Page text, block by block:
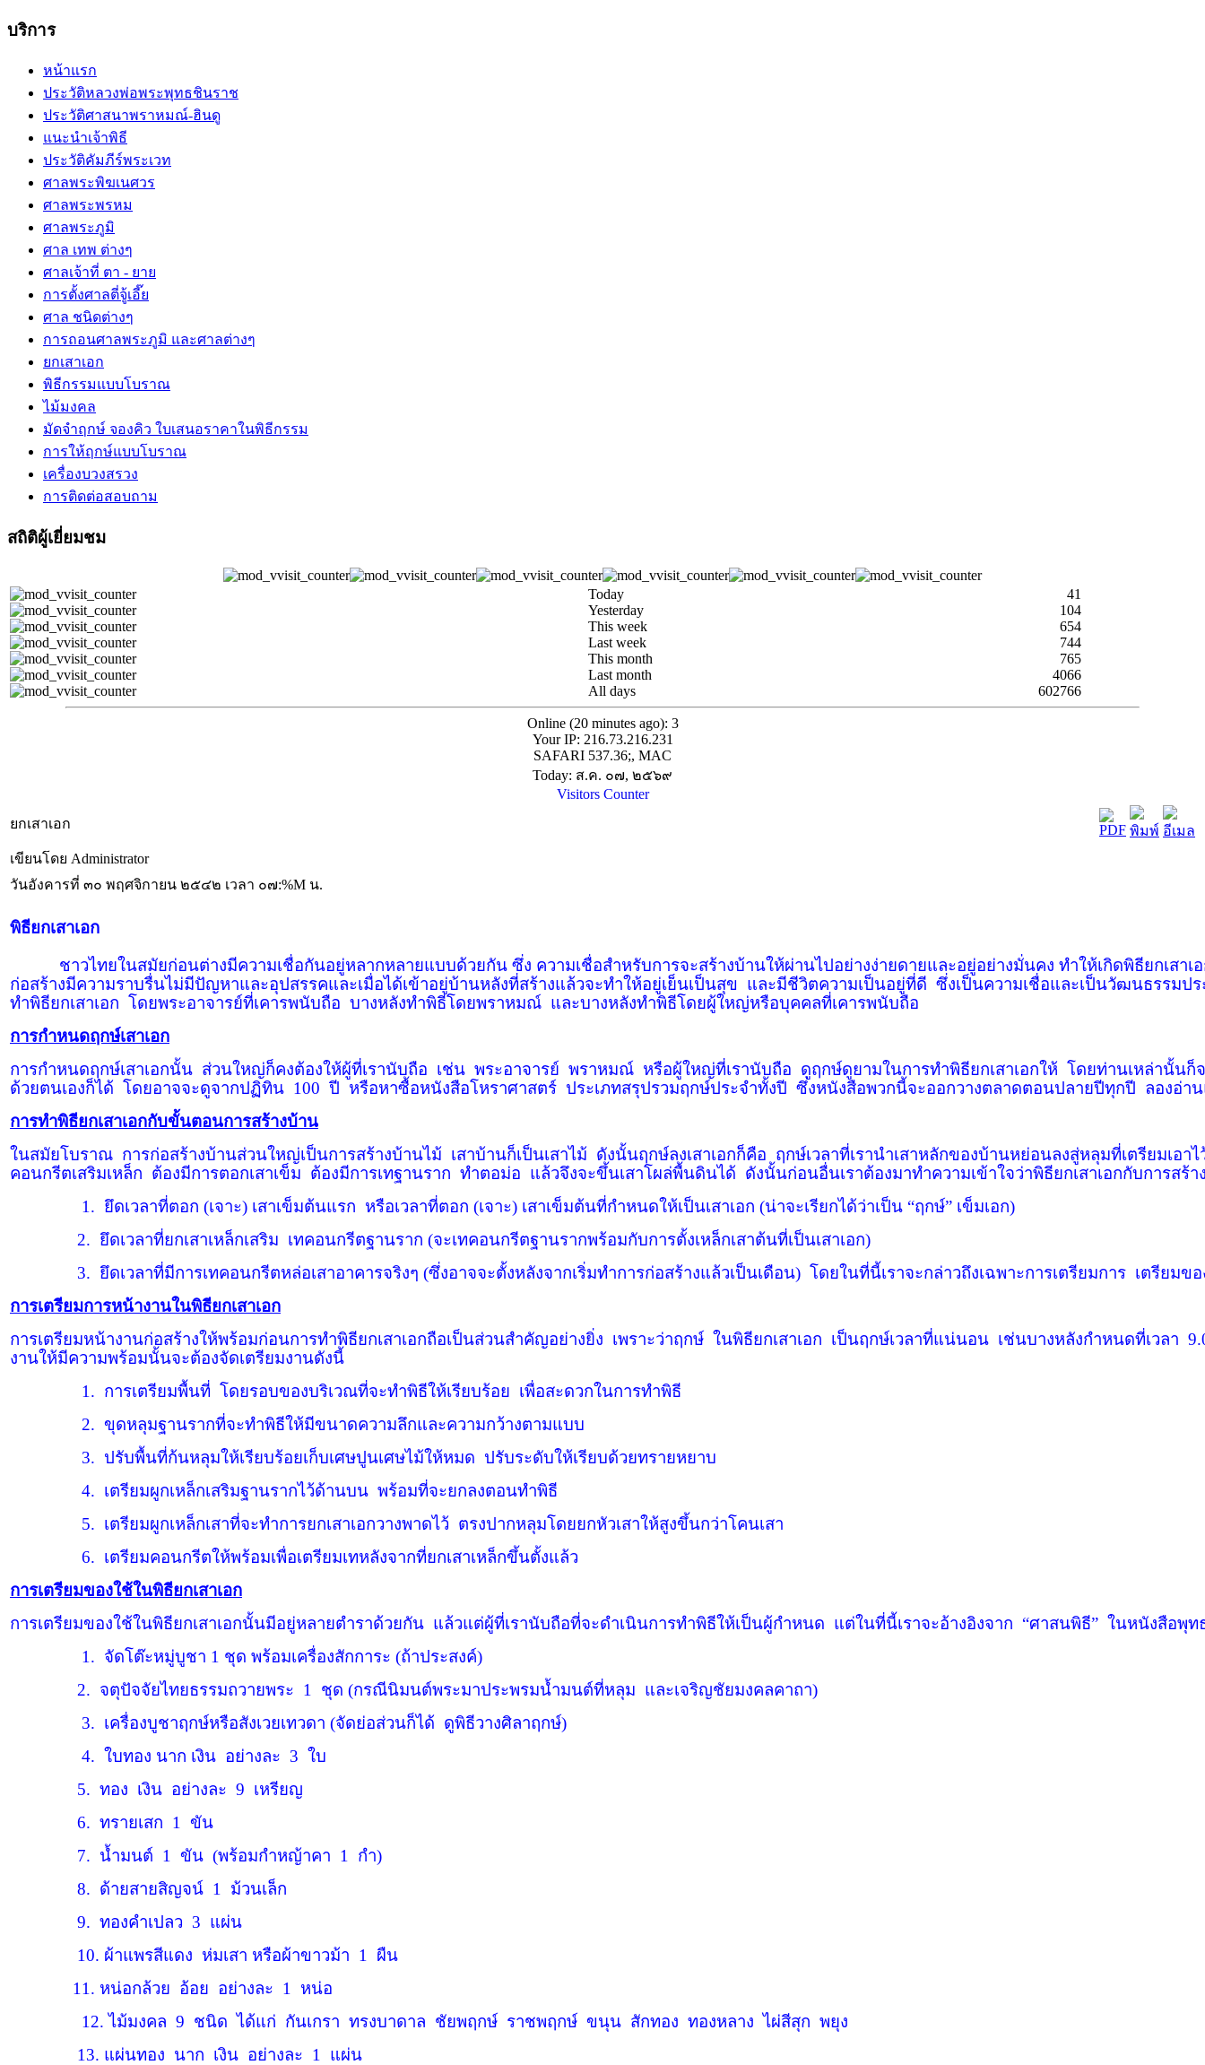
บริการ
หน้าแรก
ประวัติหลวงพ่อพระพุทธชินราช
ประวัติศาสนาพราหมณ์-ฮินดู
แนะนำเจ้าพิธี
ประวัติคัมภีร์พระเวท
ศาลพระพิฆเนศวร
ศาลพระพรหม
ศาลพระภูมิ
ศาล เทพ ต่างๆ
ศาลเจ้าที่ ตา - ยาย
การตั้งศาลตี่จู้เอี๊ย
ศาล ชนิดต่างๆ
การถอนศาลพระภูมิ และศาลต่างๆ
ยกเสาเอก
พิธีกรรมแบบโบราณ
ไม้มงคล
มัดจำฤกษ์ จองคิว ใบเสนอราคาในพิธีกรรม
การให้ฤกษ์แบบโบราณ
เครื่องบวงสรวง
การติดต่อสอบถาม
สถิติผู้เยี่ยมชม
Today
41
Yesterday
104
This week
654
Last week
744
This month
765
Last month
4066
All days
602766
Online (20 minutes ago): 3
Your IP: 216.73.216.231
SAFARI 537.36;, MAC
Today: ส.ค. ๐๗, ๒๕๖๙
Visitors Counter
ยกเสาเอก
เขียนโดย Administrator
วันอังคารที่ ๓๐ พฤศจิกายน ๒๕๔๒ เวลา ๐๗:%M น.
พิธียกเสาเอก
ชาวไทยในสมัยก่อนต่างมีความเชื่อกันอยู่หลากหลายแบบด้วยกัน ซึ่ง ความเชื่อสำหรับการจะสร้างบ้านให้ผ่านไปอย่างง่ายดายและอยู่อย่างมั่นคง ทำให้เกิดพิธียกเสาเ
ก่อสร้างมีความราบรื่นไม่มีปัญหาและอุปสรรคและเมื่อได้เข้าอยู่บ้านหลังที่สร้างแล้วจะทำให้อยู่เย็นเป็นสุข และมีชีวิตความเป็นอยู่ที่ดี ซึ่งเป็นความเชื่อและเป็นวัฒนธรรมป
ทำพิธียกเสาเอก โดยพระอาจารย์ที่เคารพนับถือ บางหลังทำพิธีโดยพราหมณ์ และบางหลังทำพิธีโดยผู้ใหญ่หรือบุคคลที่เคารพนับถือ
การกำหนดฤกษ์เสาเอก
การกำหนดฤกษ์เสาเอกนั้น ส่วนใหญ่ก็คงต้องให้ผู้ที่เรานับถือ เช่น พระอาจารย์ พราหมณ์ หรือผู้ใหญ่ที่เรานับถือ ดูฤกษ์ดูยามในการทำพิธียกเสาเอกให้ โดยท่านเหล่านั้นก็
ด้วยตนเองก็ได้ โดยอาจจะดูจากปฏิทิน 100 ปี หรือหาซื้อหนังสือโหราศาสตร์ ประเภทสรุปรวมฤกษ์ประจำทั้งปี ซึ่งหนังสือพวกนี้จะออกวางตลาดตอนปลายปีทุกปี ลองอ่า
การทำพิธียกเสาเอกกับขั้นตอนการสร้างบ้าน
ในสมัยโบราณ การก่อสร้างบ้านส่วนใหญ่เป็นการสร้างบ้านไม้ เสาบ้านก็เป็นเสาไม้ ดังนั้นฤกษ์ลงเสาเอกก็คือ ฤกษ์เวลาที่เรานำเสาหลักของบ้านหย่อนลงสู่หลุมที่เตรียมเอาไ
คอนกรีตเสริมเหล็ก ต้องมีการตอกเสาเข็ม ต้องมีการเทฐานราก ทำตอม่อ แล้วจึงจะขึ้นเสาโผล่พื้นดินได้ ดังนั้นก่อนอื่นเราต้องมาทำความเข้าใจว่าพิธียกเสาเอกกับการส
1. ยึดเวลาที่ตอก (เจาะ) เสาเข็มต้นแรก หรือเวลาที่ตอก (เจาะ) เสาเข็มต้นที่กำหนดให้เป็นเสาเอก (น่าจะเรียกได้ว่าเป็น “ฤกษ์” เข็มเอก)
2. ยึดเวลาที่ยกเสาเหล็กเสริม เทคอนกรีตฐานราก (จะเทคอนกรีตฐานรากพร้อมกับการตั้งเหล็กเสาต้นที่เป็นเสาเอก)
3. ยึดเวลาที่มีการเทคอนกรีตหล่อเสาอาคารจริงๆ (ซึ่งอาจจะตั้งหลังจากเริ่มทำการก่อสร้างแล้วเป็นเดือน) โดยในที่นี้เราจะกล่าวถึงเฉพาะการเตรียมการ เตรียมข
การเตรียมการหน้างานในพิธียกเสาเอก
การเตรียมหน้างานก่อสร้างให้พร้อมก่อนการทำพิธียกเสาเอกถือเป็นส่วนสำคัญอย่างยิ่ง เพราะว่าฤกษ์ ในพิธียกเสาเอก เป็นฤกษ์เวลาที่แน่นอน เช่นบางหลังกำหนดที่เวลา
งานให้มีความพร้อมนั้นจะต้องจัดเตรียมงานดังนี้
1. การเตรียมพื้นที่ โดยรอบของบริเวณที่จะทำพิธีให้เรียบร้อย เพื่อสะดวกในการทำพิธี
2. ขุดหลุมฐานรากที่จะทำพิธีให้มีขนาดความลึกและความกว้างตามแบบ
3. ปรับพื้นที่ก้นหลุมให้เรียบร้อยเก็บเศษปูนเศษไม้ให้หมด ปรับระดับให้เรียบด้วยทรายหยาบ
4. เตรียมผูกเหล็กเสริมฐานรากไว้ด้านบน พร้อมที่จะยกลงตอนทำพิธี
5. เตรียมผูกเหล็กเสาที่จะทำการยกเสาเอกวางพาดไว้ ตรงปากหลุมโดยยกหัวเสาให้สูงขึ้นกว่าโคนเสา
6. เตรียมคอนกรีตให้พร้อมเพื่อเตรียมเทหลังจากที่ยกเสาเหล็กขึ้นตั้งแล้ว
การเตรียมของใช้ในพิธียกเสาเอก
การเตรียมของใช้ในพิธียกเสาเอกนั้นมีอยู่หลายตำราด้วยกัน แล้วแต่ผู้ที่เรานับถือที่จะดำเนินการทำพิธีให้เป็นผู้กำหนด แต่ในที่นี้เราจะอ้างอิงจาก “ศาสนพิธี” ในหนังสือพุท
1. จัดโต๊ะหมู่บูชา 1 ชุด พร้อมเครื่องสักการะ (ถ้าประสงค์)
2. จตุปัจจัยไทยธรรมถวายพระ 1 ชุด (กรณีนิมนต์พระมาประพรมน้ำมนต์ที่หลุม และเจริญชัยมงคลคาถา)
3. เครื่องบูชาฤกษ์หรือสังเวยเทวดา (จัดย่อส่วนก็ได้ ดูพิธีวางศิลาฤกษ์)
4. ใบทอง นาก เงิน อย่างละ 3 ใบ
5. ทอง เงิน อย่างละ 9 เหรียญ
6. ทรายเสก 1
ขัน
7. น้ำมนต์ 1 ขัน (พร้อมกำหญ้าคา 1
กำ)
8. ด้ายสายสิญจน์ 1
ม้วนเล็ก
9. ทองคำเปลว 3 แผ่น
10. ผ้าแพรสีแดง ห่มเสา หรือผ้าขาวม้า 1
ผืน
11. หน่อกล้วย อ้อย อย่างละ 1
หน่อ
12.ไม้มงคล 9 ชนิด ได้แก่ กันเกรา ทรงบาดาล ชัยพฤกษ์ ราชพฤกษ์ ขนุน สักทอง ทองหลาง ไผ่สีสุก พยุง
13. แผ่นทอง นาก เงิน อย่างละ 1
แผ่น